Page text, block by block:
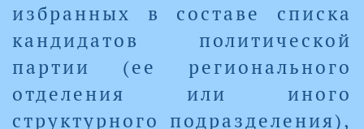
избранных в составе списка
кандидатов политической
партии (ее регионального
отделения или иного
структурного подразделения),